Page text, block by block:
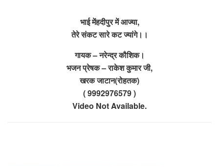
भाई मेंहदीपुर में आज्या,
तेरे संकट सारे कट ज्यांगे।।
गायक – नरेन्द्र कौशिक।
भजन प्रेषक – राकेश कुमार जी,
खरक जाटान(रोहतक)
( 9992976579 )
Video Not Available.